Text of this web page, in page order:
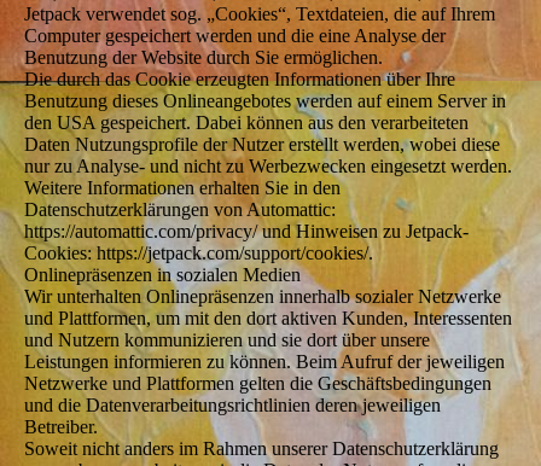
Jetpack verwendet sog. „Cookies“, Textdateien, die auf Ihrem
Computer gespeichert werden und die eine Analyse der
Benutzung der Website durch Sie ermöglichen.
Die durch das Cookie erzeugten Informationen über Ihre
Benutzung dieses Onlineangebotes werden auf einem Server in
den USA gespeichert. Dabei können aus den verarbeiteten
Daten Nutzungsprofile der Nutzer erstellt werden, wobei diese
nur zu Analyse- und nicht zu Werbezwecken eingesetzt werden.
Weitere Informationen erhalten Sie in den
Datenschutzerklärungen von Automattic:
https://automattic.com/privacy/ und Hinweisen zu Jetpack-
Cookies: https://jetpack.com/support/cookies/.
Onlinepräsenzen in sozialen Medien
Wir unterhalten Onlinepräsenzen innerhalb sozialer Netzwerke
und Plattformen, um mit den dort aktiven Kunden, Interessenten
und Nutzern kommunizieren und sie dort über unsere
Leistungen informieren zu können. Beim Aufruf der jeweiligen
Netzwerke und Plattformen gelten die Geschäftsbedingungen
und die Datenverarbeitungsrichtlinien deren jeweiligen
Betreiber.
Soweit nicht anders im Rahmen unserer Datenschutzerklärung